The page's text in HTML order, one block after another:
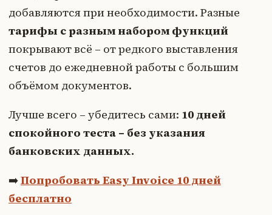
добавляются при необходимости. Разные
тарифы с разным набором функций
покрывают всё – от редкого выставления
счетов до ежедневной работы с большим
объёмом документов.
Лучше всего – убедитесь сами: 10 дней
спокойного теста – без указания
банковских данных.
➡️Попробовать Easy Invoice 10 дней
бесплатно